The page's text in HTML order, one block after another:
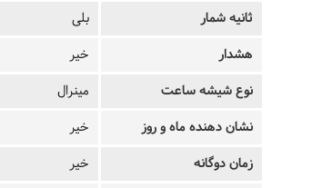
ثانیه شمار
بلی
هشدار
خیر
نوع شیشه ساعت
مینرال
نشان دهنده ماه و روز
خیر
زمان دوگانه
خیر